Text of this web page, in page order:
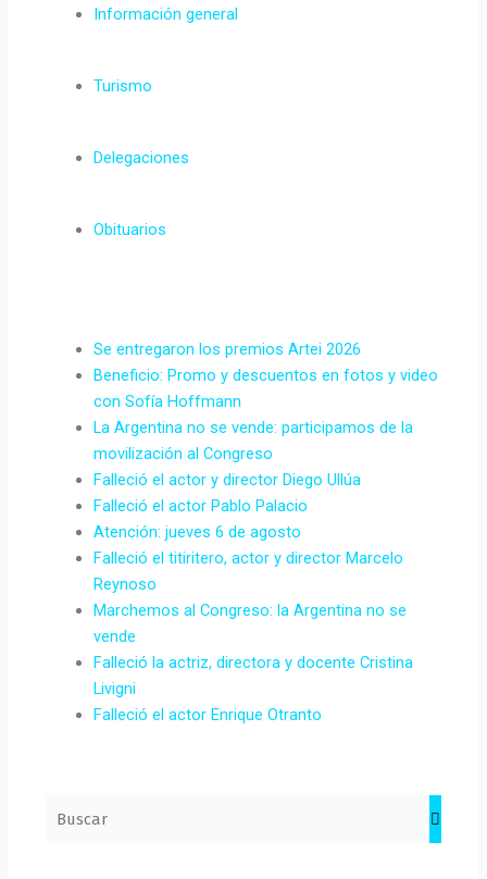
Información general
Turismo
Delegaciones
Obituarios
Se entregaron los premios Artei 2026
Beneficio: Promo y descuentos en fotos y video
con Sofía Hoffmann
La Argentina no se vende: participamos de la
movilización al Congreso
Falleció el actor y director Diego Ullúa
Falleció el actor Pablo Palacio
Atención: jueves 6 de agosto
Falleció el titiritero, actor y director Marcelo
Reynoso
Marchemos al Congreso: la Argentina no se
vende
Falleció la actriz, directora y docente Cristina
Livigni
Falleció el actor Enrique Otranto